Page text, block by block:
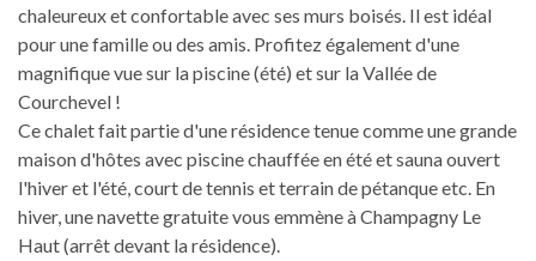
chaleureux et confortable avec ses murs boisés. Il est idéal
pour une famille ou des amis. Profitez également d'une
magnifique vue sur la piscine (été) et sur la Vallée de
Courchevel !
Ce chalet fait partie d'une résidence tenue comme une grande
maison d'hôtes avec piscine chauffée en été et sauna ouvert
l'hiver et l'été, court de tennis et terrain de pétanque etc. En
hiver, une navette gratuite vous emmène à Champagny Le
Haut (arrêt devant la résidence).